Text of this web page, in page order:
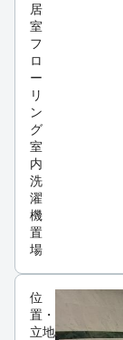
居
室
フ
ロ
ー
リ
ン
グ
室
内
洗
濯
機
置
場
位
置・
立地